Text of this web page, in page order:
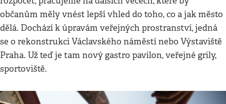
občanům měly vnést lepší vhled do toho, co a jak město
dělá. Dochází k úpravám veřejných prostranství, jedná
se o rekonstrukci Václavského náměstí nebo Výstaviště
Praha. Už teď je tam nový gastro pavilon, veřejné grily,
sportoviště.